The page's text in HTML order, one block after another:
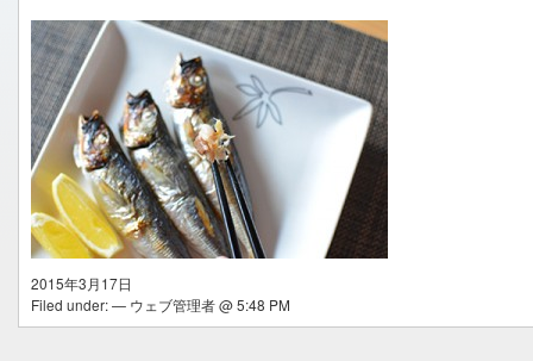
2015年3月17日
Filed under: — ウェブ管理者 @ 5:48 PM